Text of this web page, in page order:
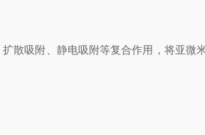
散吸附、静电吸附等复合作用，将亚